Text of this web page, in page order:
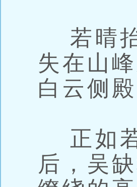
若晴抬
失在山
白云侧殿
正如若
后，吴